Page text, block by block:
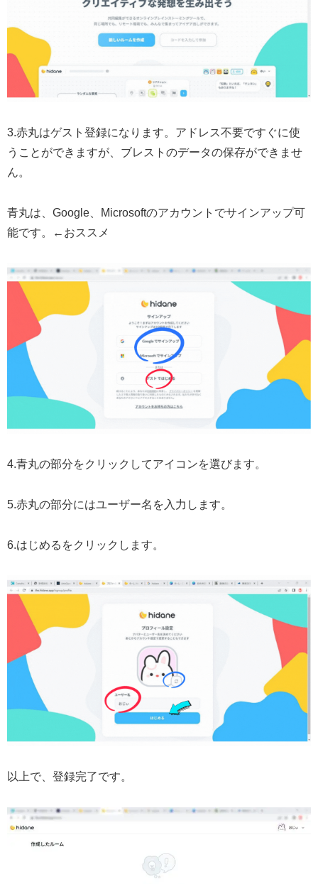
3.赤丸はゲスト登録になります。アドレス不要ですぐに使
うことができますが、ブレストのデータの保存ができませ
ん。
青丸は、Google、Microsoftのアカウントでサインアップ可
能です。←おススメ
4.青丸の部分をクリックしてアイコンを選びます。
5.赤丸の部分にはユーザー名を入力します。
6.はじめるをクリックします。
以上で、登録完了です。